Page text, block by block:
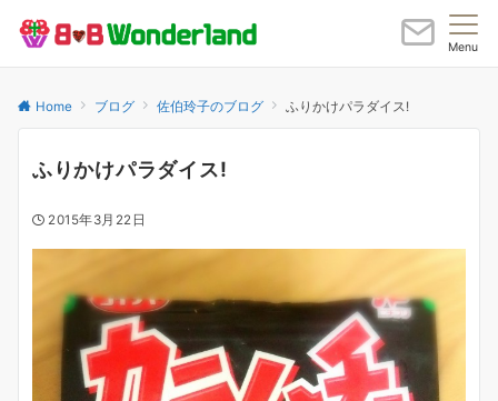
Menu
Home ブログ 佐伯玲子のブログ ふりかけパラダイス!
ふりかけパラダイス!
2015年3月22日